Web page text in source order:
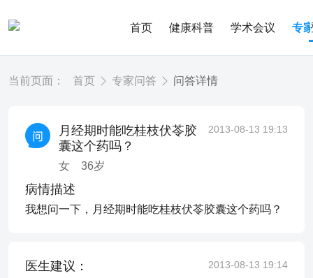
首页 健康科普 学术会议 专
当前页面： 首页 专家问答 问答详情
月经期时能吃桂枝伏苓胶
囊这个药吗？
女 36岁
2013-08-13 19:13
病情描述
我想问一下，月经期时能吃桂枝伏苓胶囊这个药吗？
医生建议： 2013-08-13 19:14